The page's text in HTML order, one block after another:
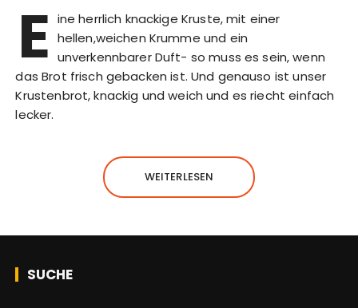
E ine herrlich knackige Kruste, mit einer
hellen,weichen Krumme und ein
unverkennbarer Duft- so muss es sein, wenn
das Brot frisch gebacken ist. Und genauso ist unser
Krustenbrot, knackig und weich und es riecht einfach
lecker.
WEITERLESEN
SUCHE